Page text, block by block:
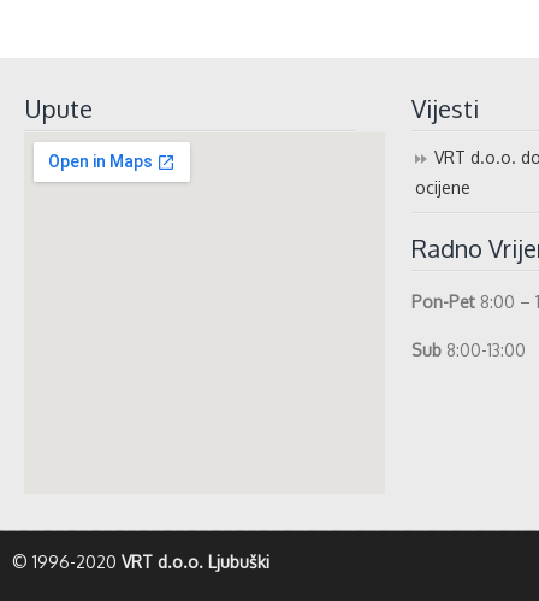
Upute Vijesti
VRT d.o.o.
ocijene
Radno
Pon-Pet 8:00 –
Sub 8:00-13:00
© 1996-2020 VRT d.o.o. Ljubuški